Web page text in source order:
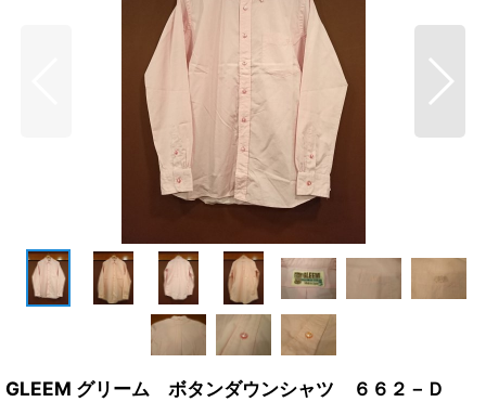
GLEEM グリーム ボタンダウンシャツ ６６２－Ｄ